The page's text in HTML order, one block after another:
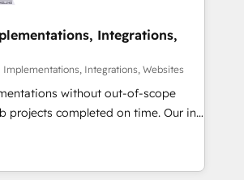
team designs solutions
boost performance, and
impact. 🌍 Highlights •
since 2012 • 2022 EMEA Impact
• 150+ successful HubSpot
• Multilingual team:
& Italian 👉 Grow
Integrations,
Implementations, Integrations, Websites
without out-of-scope
completed on time. Our in-
CRM architects, experts,
and marketers handles all
global clients ✨